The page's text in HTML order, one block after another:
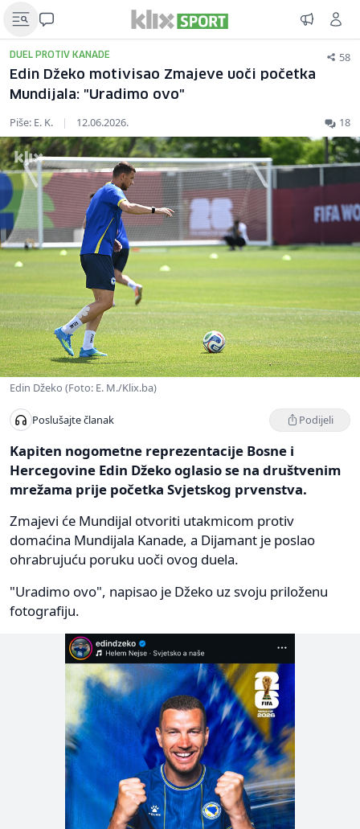
DUEL PROTIV KANADE 58
Edin Džeko motivisao Zmajeve uoči početka
Mundijala: "Uradimo ovo"
Piše: E. K. | 12.06.2026. 18
Edin Džeko (Foto: E. M./Klix.ba)
Poslušajte članak Podijeli
Kapiten nogometne reprezentacije Bosne i
Hercegovine Edin Džeko oglasio se na društvenim
mrežama prije početka Svjetskog prvenstva.
Zmajevi će Mundijal otvoriti utakmicom protiv
domaćina Mundijala Kanade, a Dijamant je poslao
ohrabrujuću poruku uoči ovog duela.
"Uradimo ovo", napisao je Džeko uz svoju priloženu
fotografiju.